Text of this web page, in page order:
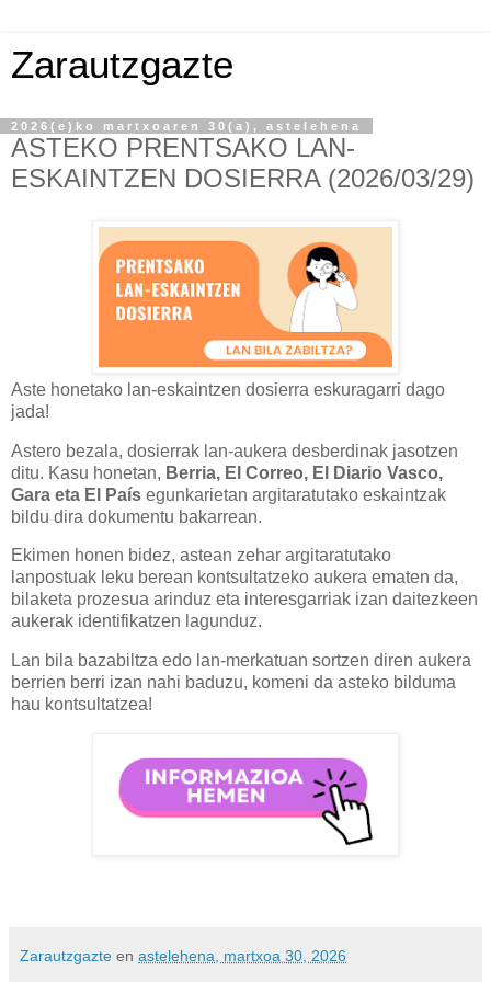
Zarautzgazte
2026(e)ko martxoaren 30(a), astelehena
ASTEKO PRENTSAKO LAN-
ESKAINTZEN DOSIERRA (2026/03/29)
Aste honetako lan-eskaintzen dosierra eskuragarri dago
jada!
Astero bezala, dosierrak lan-aukera desberdinak jasotzen
ditu. Kasu honetan, Berria, El Correo, El Diario Vasco,
Gara eta El País egunkarietan argitaratutako eskaintzak
bildu dira dokumentu bakarrean.
Ekimen honen bidez, astean zehar argitaratutako
lanpostuak leku berean kontsultatzeko aukera ematen da,
bilaketa prozesua arinduz eta interesgarriak izan daitezkeen
aukerak identifikatzen lagunduz.
Lan bila bazabiltza edo lan-merkatuan sortzen diren aukera
berrien berri izan nahi baduzu, komeni da asteko bilduma
hau kontsultatzea!
Zarautzgazte en astelehena, martxoa 30, 2026